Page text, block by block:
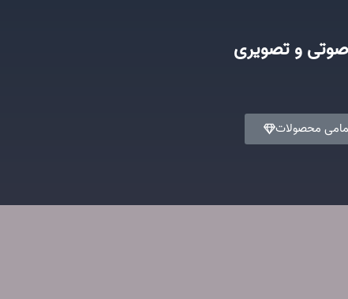
صوتی و تصویری
محصولات